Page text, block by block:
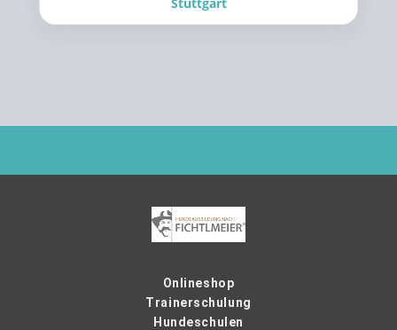
Onlineshop
Trainerschulung
Hundeschulen